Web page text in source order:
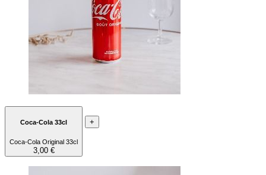
Coca-Cola 33cl
Coca-Cola Original 33cl
3,00 €
+